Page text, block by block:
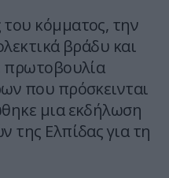
κόμματος, την
βράδυ και
πρωτοβουλία
που πρόσκεινται
μια εκδήλωση
της Ελπίδας για τη